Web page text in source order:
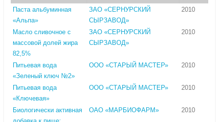
Паста альбуминная
«Альпа»
ЗАО «СЕРНУРСКИЙ
СЫРЗАВОД»
2010
Масло сливочное с
массовой долей жира
82,5%
ЗАО «СЕРНУРСКИЙ
СЫРЗАВОД»
2010
Питьевая вода
«Зеленый ключ №2»
ООО «СТАРЫЙ МАСТЕР» 2010
Питьевая вода
«Ключевая»
ООО «СТАРЫЙ МАСТЕР» 2010
Биологически активная
ОАО «МАРБИОФАРМ» 2010